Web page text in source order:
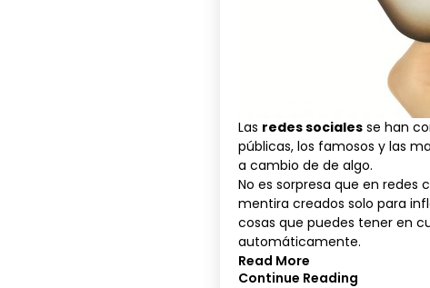
Las redes socialesse han
públicas, los famosos y las
a cambio de de algo.
No es sorpresa que en redes
mentira creados solo para
cosas que puedes tener en
automáticamente.
Read More
Continue Reading